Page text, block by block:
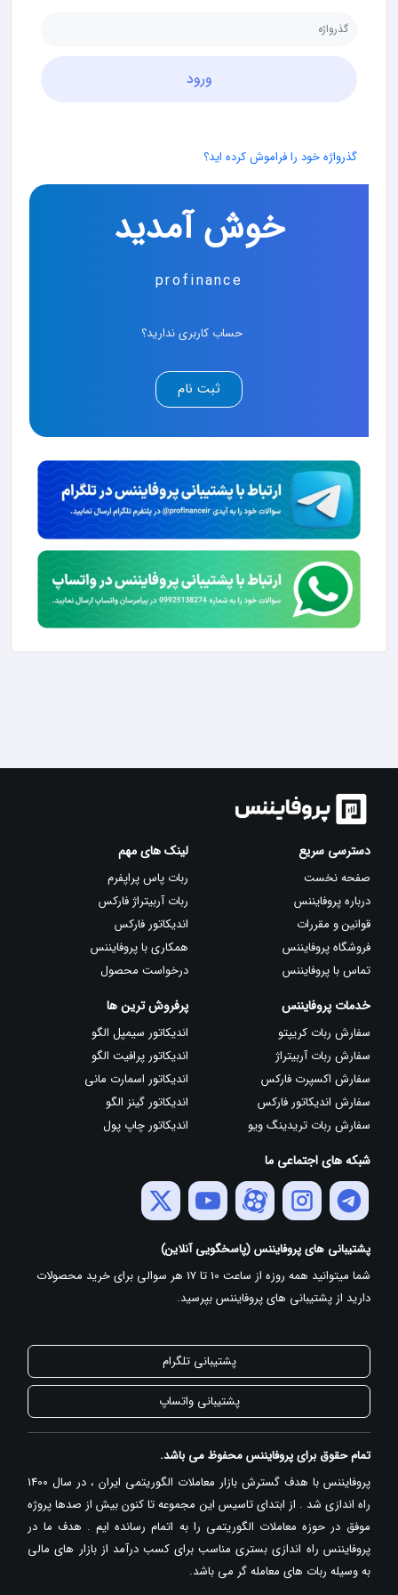
گذرواژه خود را فراموش کرده اید؟
خوش آمدید
profinance
حساب کاربری ندارید؟
ثبت نام
دسترسی سریع
صفحه نخست
درباره پروفایننس
قوانین و مقررات
فروشگاه پروفایننس
تماس با پروفایننس
لینک های مهم
ربات پاس پراپفرم
ربات آربیتراژ فارکس
اندیکاتور فارکس
همکاری با پروفایننس
درخواست محصول
خدمات پروفایننس
سفارش ربات کریپتو
سفارش ربات آربیتراژ
سفارش اکسپرت فارکس
سفارش اندیکاتور فارکس
سفارش ربات تریدینگ ویو
پرفروش ترین ها
اندیکاتور سیمپل الگو
اندیکاتور پرافیت الگو
اندیکاتور اسمارت مانی
اندیکاتور گینز الگو
اندیکاتور چاپ پول
شبکه های اجتماعی ما
پشتیبانی های پروفایننس (پاسخگویی آنلاین)
شما میتوانید همه روزه از ساعت 10 تا 17 هر سوالی برای خرید محصولات
دارید از پشتیبانی های پروفایننس بپرسید.
پشتیبانی تلگرام
پشتیبانی واتساپ
تمام حقوق برای پروفایننس محفوظ می باشد.
پروفایننس با هدف گسترش بازار معاملات الگوریتمی ایران ، در سال 1400
راه اندازی شد . از ابتدای تاسیس این مجموعه تا کنون بیش از صدها پروژه
موفق در حوزه معاملات الگوریتمی را به اتمام رسانده ایم . هدف ما در
پروفایننس راه اندازی بستری مناسب برای کسب درآمد از بازار های مالی
به وسیله ربات های معامله گر می باشد.